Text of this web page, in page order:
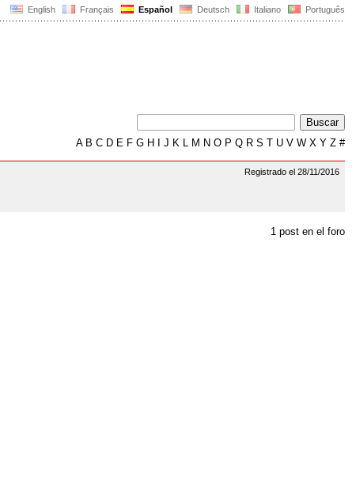
English Français Español Deutsch Italiano Português
AB C D E F G H J K L M N O P Q R S T U V W X Y Z #
Registrado el 28/11/2016
1 post en el foro